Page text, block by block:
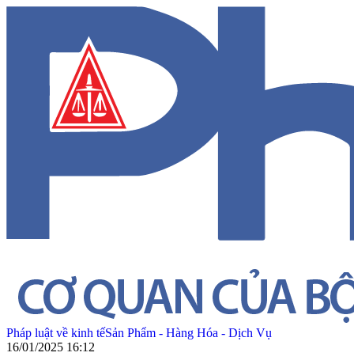
Pháp luật về kinh tếSản Phẩm - Hàng Hóa - Dịch Vụ
16/01/2025 16:12